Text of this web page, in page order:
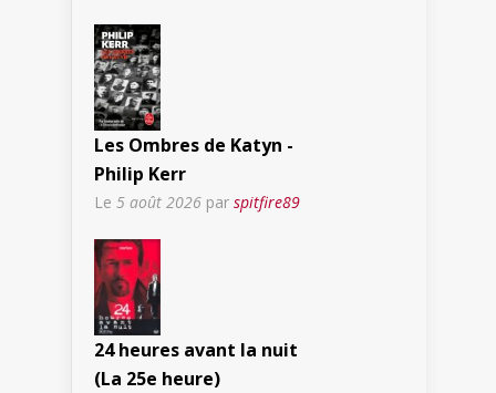
Les Ombres de Katyn -
Philip Kerr
Le 5 août 2026 par spitfire89
24 heures avant la nuit
(La 25e heure)